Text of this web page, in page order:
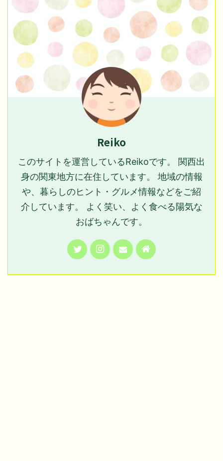
Reiko
このサイトを運営しているReikoです。 関西出
身の関東地方に在住しています。 地域の情報
や、暮らしのヒント・グルメ情報などをご紹
介しています。 よく笑い、よく食べる陽気な
おばちゃんです。